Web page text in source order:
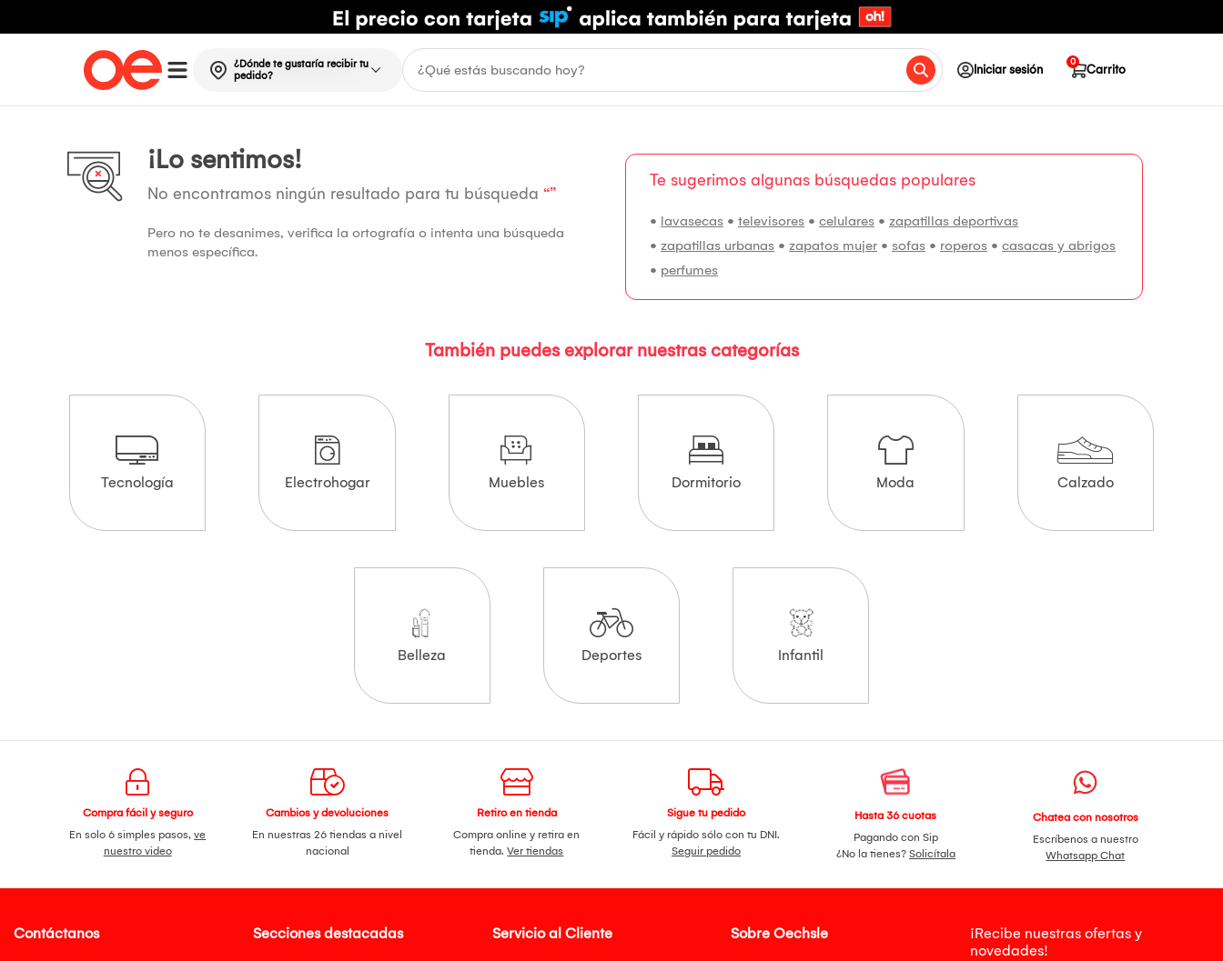
¿Dónde te gustaría recibir tu
pedido?
Iniciar sesión Carrito
0
¡Lo sentimos!
No encontramos ningún resultado para tu búsqueda “”
Pero no te desanimes, verifica la ortografía o intenta una búsqueda
menos específica.
Te sugerimos algunas búsquedas populares
• lavasecas • televisores • celulares • zapatillas deportivas
• zapatillas urbanas • zapatos mujer • sofas • roperos • casacas y abrigos
• perfumes
También puedes explorar nuestras categorías
Tecnología Electrohogar Muebles Dormitorio Moda Calzado
Belleza Deportes Infantil
Compra fácil y seguro
En solo 6 simples pasos,ve
nuestro video
Cambios y devoluciones
En nuestras 26 tiendas a nivel
nacional
Retiro en tienda
Compra online y retira en
tienda.Ver tiendas
Sigue tu pedido
Fácil y rápido sólo con tu DNI.
Seguir pedido
Hasta 36 cuotas
Pagando con Sip
¿No la tienes? Solicítala
Chatea con nosotros
Escríbenos a nuestro
Whatsapp Chat
Secciones destacadas Servicio al Cliente Sobre Oechsle
¡Recibe nuestras ofertas y
novedades!
Contáctanos